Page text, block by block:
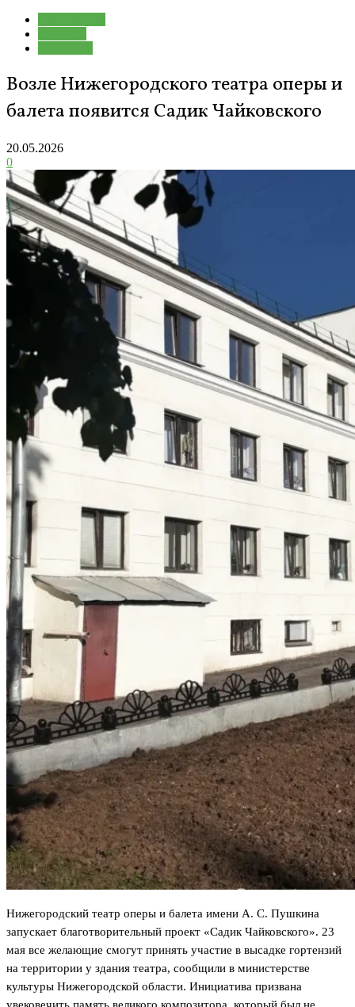
Возле Нижегородского театра оперы и
балета появится Садик Чайковского
20.05.2026
0
Нижегородский театр оперы и балета имени А. С. Пушкина
запускает благотворительный проект «Садик Чайковского». 23
мая все желающие смогут принять участие в высадке гортензий
на территории у здания театра, сообщили в министерстве
культуры Нижегородской области. Инициатива призвана